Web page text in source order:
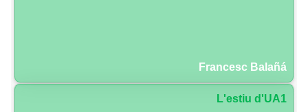
Francesc Balañá
L'estiu d'UA1